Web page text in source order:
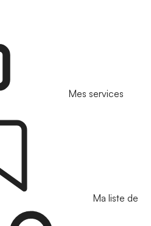
Mes services
Ma liste de